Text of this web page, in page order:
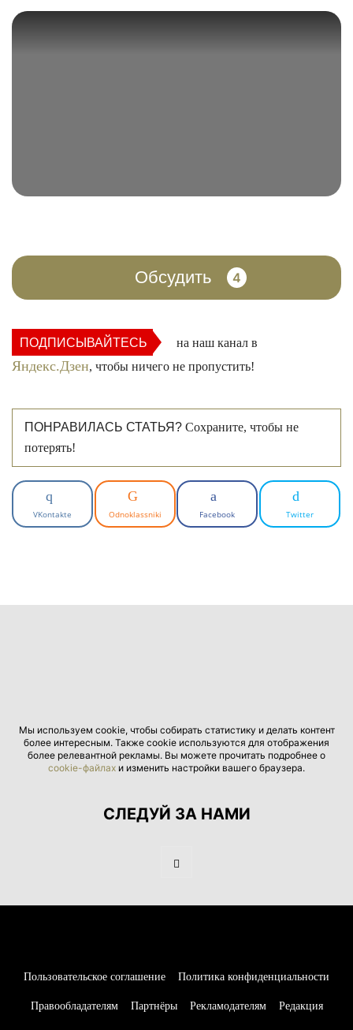
Обсудить 4
ПОДПИСЫВАЙТЕСЬ на наш канал в
Яндекс.Дзен, чтобы ничего не пропустить!
ПОНРАВИЛАСЬ СТАТЬЯ? Сохраните, чтобы не
потерять!
VKontakte Odnoklassniki Facebook Twitter
Мы используем cookie, чтобы собирать статистику и делать контент
более интересным. Также cookie используются для отображения
более релевантной рекламы. Вы можете прочитать подробнее о
cookie-файлах и изменить настройки вашего браузера.
СЛЕДУЙ ЗА НАМИ
Пользовательское соглашение Политика конфиденциальности
Правообладателям Партнёры Рекламодателям Редакция